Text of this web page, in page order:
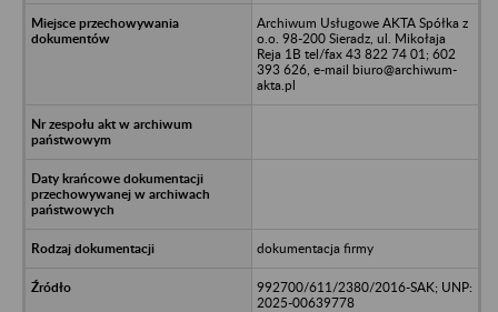
Archiwum Usługowe AKTA Spółka z
o.o. 98-200 Sieradz, ul. Mikołaja
Reja 1B tel/fax 43 822 74 01; 602
393 626, e-mail biuro@archiwum-
akta.pl
dokumentacja firmy
992700/611/2380/2016-SAK; UNP:
2025-00639778